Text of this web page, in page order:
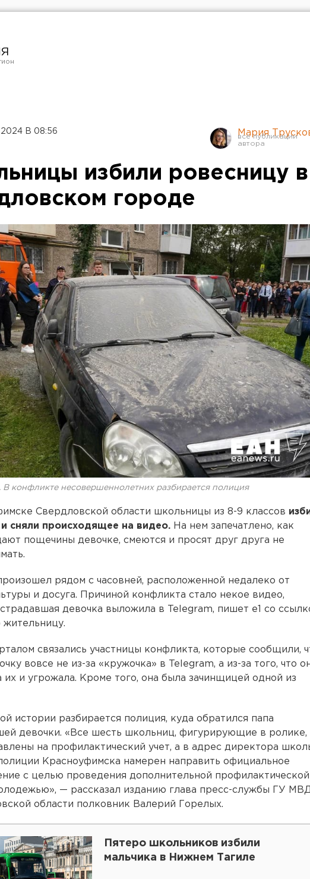
В 08:56 Мария
избили ровесницу в
городе
конфликте несовершеннолетних разбирается полиция
Свердловской области школьницы из 8-9 классов
сняли происходящее на видео. На нем запечатлено, как
пощечины девочке, смеются и просят друг друга не
рядом с часовней, расположенной недалеко от
и досуга. Причиной конфликта стало некое видео,
девочка выложила в Telegram, пишет е1 со
жительницу.
связались участницы конфликта, которые сообщили,
вовсе не из-за «кружочка» в Telegram, а из-за того, что
их и угрожала. Кроме того, она была зачинщицей одной из
истории разбирается полиция, куда обратился папа
девочки. «Все шесть школьниц, фигурирующие в ролике,
на профилактический учет, а в адрес директора
Красноуфимска намерен направить официальное
с целью проведения дополнительной профилактической
— рассказал изданию глава пресс-службы ГУ
области полковник Валерий Горелых.
Пятеро школьников избили
мальчика в Нижнем Тагиле